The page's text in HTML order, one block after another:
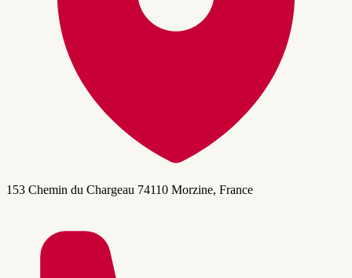
153 Chemin du Chargeau 74110 Morzine, France